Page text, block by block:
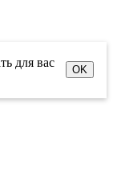
для вас
OK